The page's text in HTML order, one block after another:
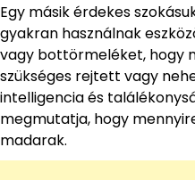
Egy másik érdekes
gyakran használnak
vagy bottörmeléket, hogy
szükséges rejtett vagy
intelligencia és
megmutatja, hogy
madarak.